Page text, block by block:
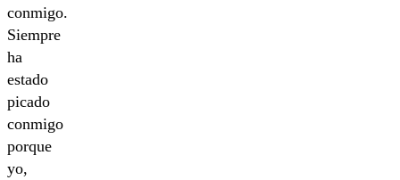
conmigo.
Siempre
ha
estado
picado
conmigo
porque
yo,